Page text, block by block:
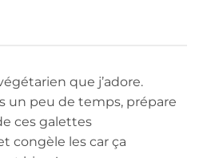
que j’adore.
un peu de temps, prépare
ces galettes
congèle les car ça